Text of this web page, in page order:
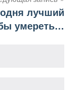
лучший
умереть…